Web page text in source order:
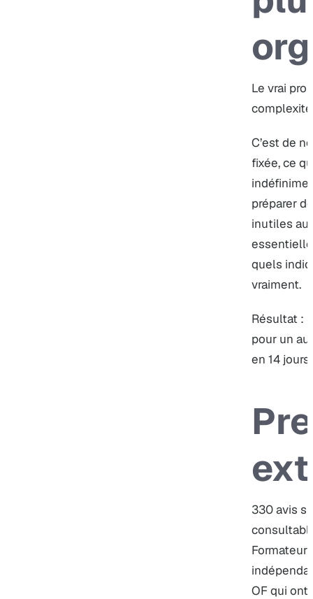
Le vrai
C’est de
fixée, ce
préparer
inutiles au
quels
vraiment.
Résultat :
pour un
en 14 jours.
330 avis
Formateur
OF qui ont